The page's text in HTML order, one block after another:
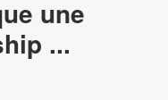
une
"période de leadership ...